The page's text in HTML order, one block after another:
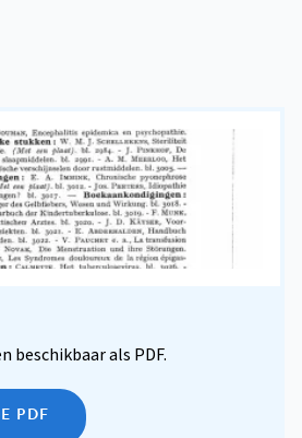
beschikbaar als PDF.
PDF